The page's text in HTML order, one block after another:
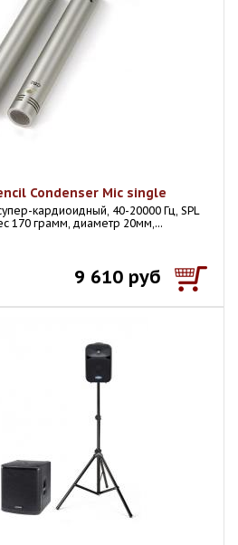
Condenser Mic single
кардиоидный, 40-20000 Гц, SPL
170 грамм, диаметр 20мм,...
9 610 руб